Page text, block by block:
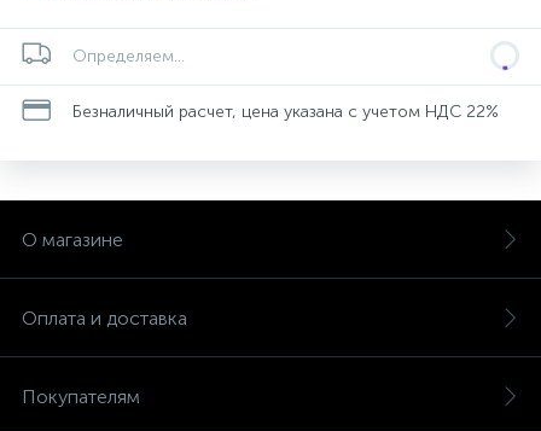
Определяем...
Безналичный расчет, цена указана с учетом НДС 22%
О магазине
Оплата и доставка
Покупателям